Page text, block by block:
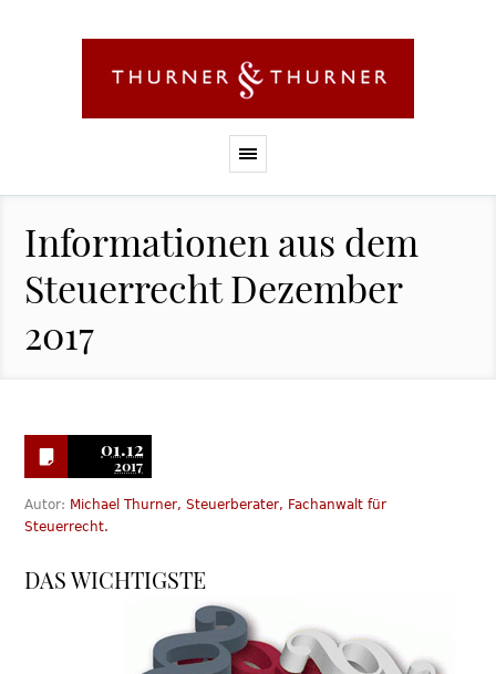
Informationen aus dem
Steuerrecht Dezember
2017
01.12
2017
Autor: Michael Thurner, Steuerberater, Fachanwalt für
Steuerrecht.
DAS WICHTIGSTE